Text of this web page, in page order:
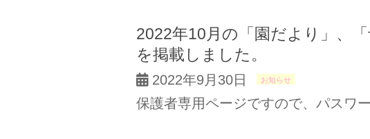
2022年10月の「園だより」、
を掲載しました。
2022年9月30日 お知らせ
保護者専用ページですので、パスワ